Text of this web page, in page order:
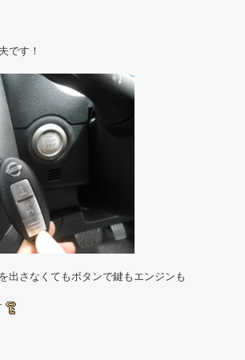
です！
出さなくてもボタンで鍵もエンジンも